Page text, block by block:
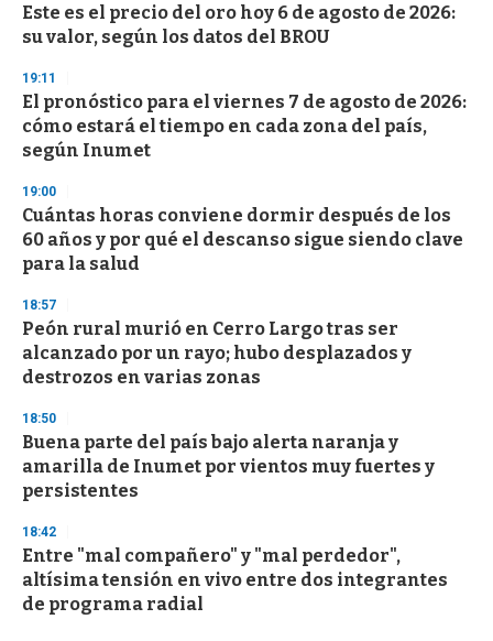
d
Este es el precio del oro hoy 6 de agosto de 2026:
su valor, según los datos del BROU
19:11
El pronóstico para el viernes 7 de agosto de 2026:
cómo estará el tiempo en cada zona del país,
según Inumet
19:00
Cuántas horas conviene dormir después de los
60 años y por qué el descanso sigue siendo clave
para la salud
18:57
Peón rural murió en Cerro Largo tras ser
alcanzado por un rayo; hubo desplazados y
destrozos en varias zonas
18:50
Buena parte del país bajo alerta naranja y
amarilla de Inumet por vientos muy fuertes y
persistentes
18:42
Entre "mal compañero" y "mal perdedor",
altísima tensión en vivo entre dos integrantes
de programa radial